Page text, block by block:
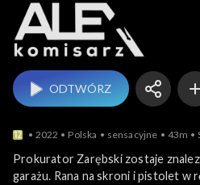
ODTWÓRZ
2022 Polska sensacyjne 43m
Prokurator Zarębski zostaje
garażu. Rana na skroni i pistolet w